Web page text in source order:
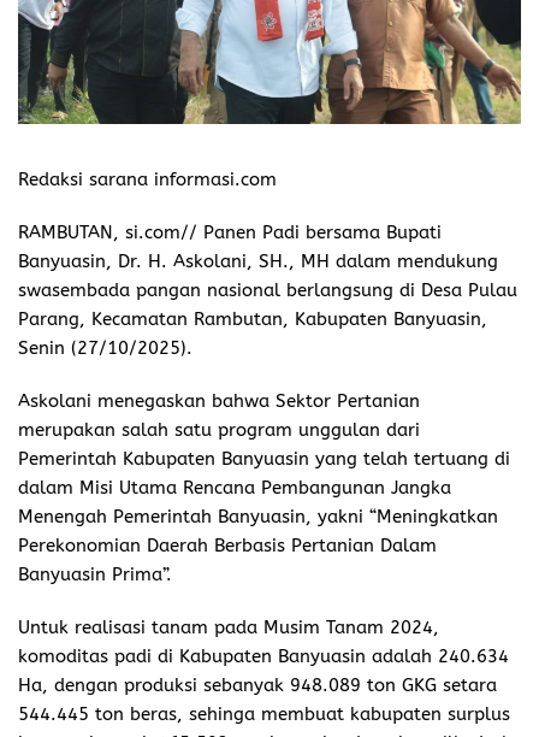
Redaksi sarana informasi.com
RAMBUTAN, si.com// Panen Padi bersama Bupati
Banyuasin, Dr. H. Askolani, SH., MH dalam mendukung
swasembada pangan nasional berlangsung di Desa Pulau
Parang, Kecamatan Rambutan, Kabupaten Banyuasin,
Senin (27/10/2025).
Askolani menegaskan bahwa Sektor Pertanian
merupakan salah satu program unggulan dari
Pemerintah Kabupaten Banyuasin yang telah tertuang di
dalam Misi Utama Rencana Pembangunan Jangka
Menengah Pemerintah Banyuasin, yakni “Meningkatkan
Perekonomian Daerah Berbasis Pertanian Dalam
Banyuasin Prima”.
Untuk realisasi tanam pada Musim Tanam 2024,
komoditas padi di Kabupaten Banyuasin adalah 240.634
Ha, dengan produksi sebanyak 948.089 ton GKG setara
544.445 ton beras, sehinga membuat kabupaten surplus